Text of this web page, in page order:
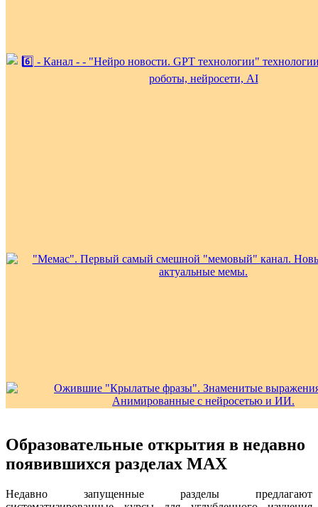
Образовательные открытия в недавно
появившихся разделах MAX
Недавно запущенные разделы предлагают